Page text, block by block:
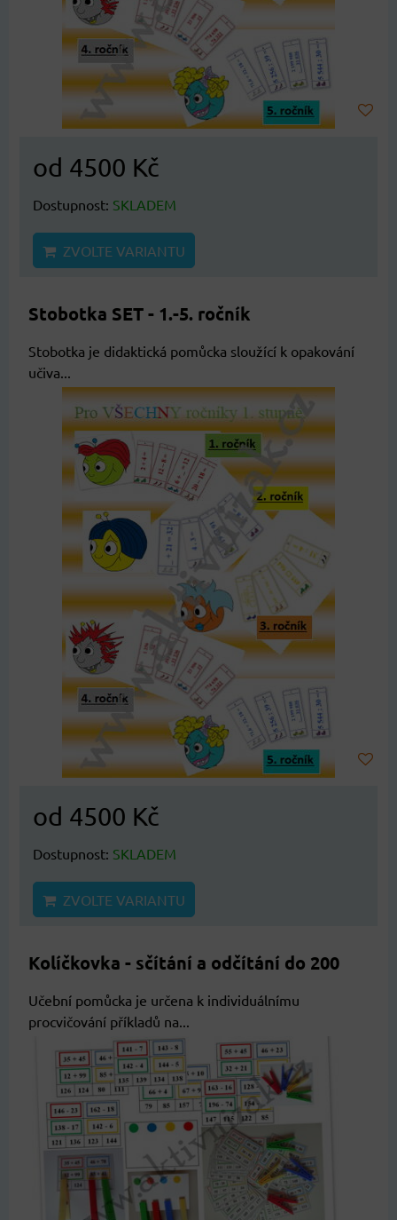
od 4500 Kč
Dostupnost: SKLADEM
ZVOLTE VARIANTU
Stobotka SET - 1.-5. ročník
Stobotka je didaktická pomůcka sloužící k opakování
učiva...
od 4500 Kč
Dostupnost: SKLADEM
ZVOLTE VARIANTU
Kolíčkovka - sčítání a odčítání do 200
Učební pomůcka je určena k individuálnímu
procvičování příkladů na...